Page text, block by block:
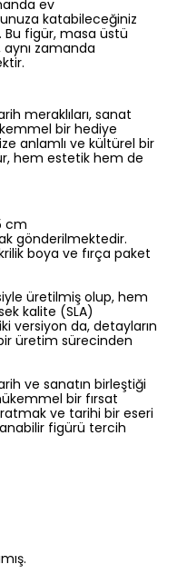
ev
katabileceğiniz
figür, masa üstü
zamanda
meraklıları, sanat
bir hediye
anlamlı ve kültürel bir
hem estetik hem de
cm
gönderilmektedir.
boya ve fırça paket
üretilmiş olup, hem
kalite (SLA)
versiyon da, detayların
üretim sürecinden
ve sanatın birleştiği
bir fırsat
ve tarihi bir eseri
figürü tercih